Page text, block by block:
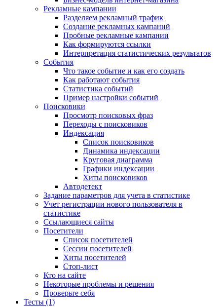
Рекламные кампании
Разделяем рекламный трафик
Создание рекламных кампаний
Пробные рекламные кампании
Как формируются ссылки
Интерпретация статистических результатов
События
Что такое событие и как его создать
Как работают события
Статистика событий
Пример настройки событий
Поисковики
Просмотр поисковых фраз
Переходы с поисковиков
Индексация
Список поисковиков
Динамика индексации
Круговая диаграмма
Графики индексации
Хиты поисковиков
Автодетект
Задание параметров для учета в статистике
Учет регистрации нового пользователя в
статистике
Ссылающиеся сайты
Посетители
Список посетителей
Сессии посетителей
Хиты посетителей
Стоп-лист
Кто на сайте
Некоторые проблемы и решения
Проверьте себя
Тесты (1)